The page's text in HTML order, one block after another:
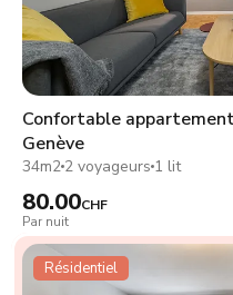
Confortable
Genève
34m2 2 voyageurs 1 lit
80.00CHF
Par nuit
Résidentiel